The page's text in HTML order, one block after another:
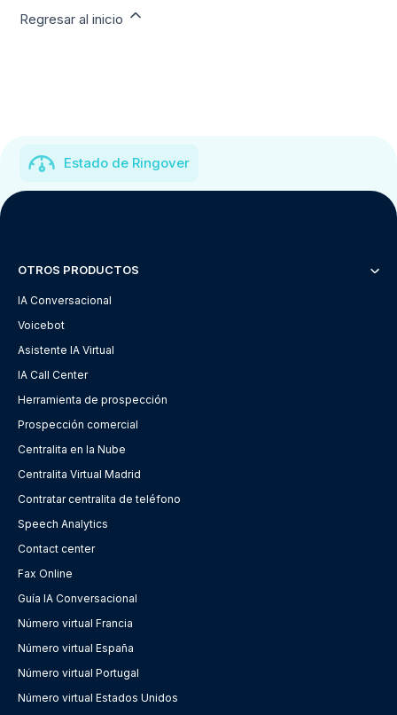
Regresar al inicio
Estado de Ringover
OTROS PRODUCTOS
IA Conversacional
Voicebot
Asistente IA Virtual
IA Call Center
Herramienta de prospección
Prospección comercial
Centralita en la Nube
Centralita Virtual Madrid
Contratar centralita de teléfono
Speech Analytics
Contact center
Fax Online
Guía IA Conversacional
Número virtual Francia
Número virtual España
Número virtual Portugal
Número virtual Estados Unidos